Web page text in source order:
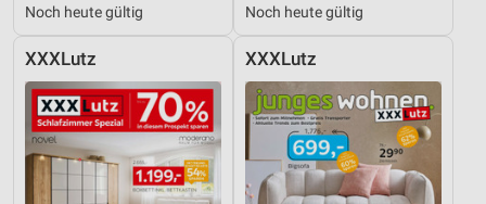
Noch heute gültig Noch heute gültig
XXXLutz XXXLutz